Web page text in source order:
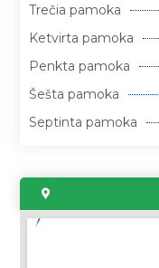
Trečia pamoka
Ketvirta pamoka
Penkta pamoka
Šešta pamoka
Septinta pamoka